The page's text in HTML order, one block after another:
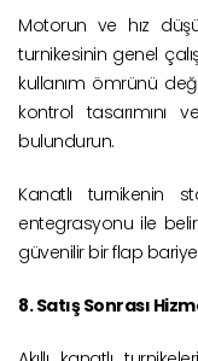
Motorun ve hız
turnikesinin genel
kullanım ömrünü
kontrol tasarımını
bulundurun.
Kanatlı turnikenin
entegrasyonu ile
güvenilir bir flap
8. Satış Sonrası